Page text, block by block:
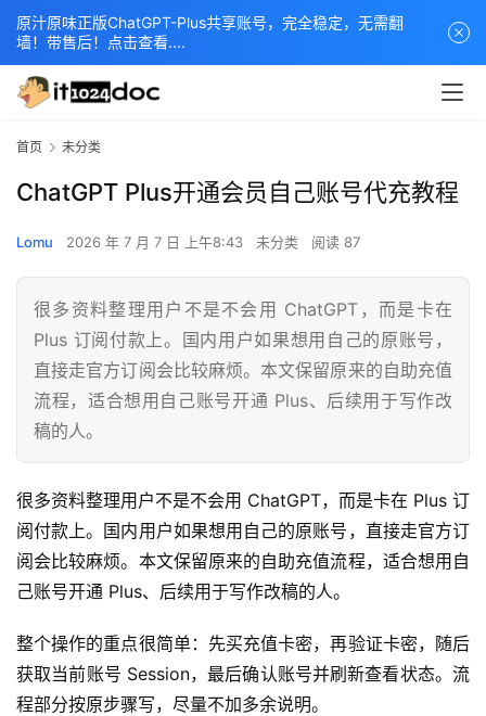
首页 未分类
ChatGPT Plus开通会员自己账号代充教程
Lomu 2026 年 7 月 7 日 上午8:43 未分类 阅读 87
很多资料整理用户不是不会用 ChatGPT，而是卡在
Plus 订阅付款上。国内用户如果想用自己的原账号，
直接走官方订阅会比较麻烦。本文保留原来的自助充值
流程，适合想用自己账号开通 Plus、后续用于写作改
稿的人。
很多资料整理用户不是不会用 ChatGPT，而是卡在 Plus 订
阅付款上。国内用户如果想用自己的原账号，直接走官方订
阅会比较麻烦。本文保留原来的自助充值流程，适合想用自
己账号开通 Plus、后续用于写作改稿的人。
整个操作的重点很简单：先买充值卡密，再验证卡密，随后
获取当前账号 Session，最后确认账号并刷新查看状态。流
程部分按原步骤写，尽量不加多余说明。
原汁原味正版ChatGPT-Plus共享账号，完全稳定，无需翻
墙！带售后！点击查看....